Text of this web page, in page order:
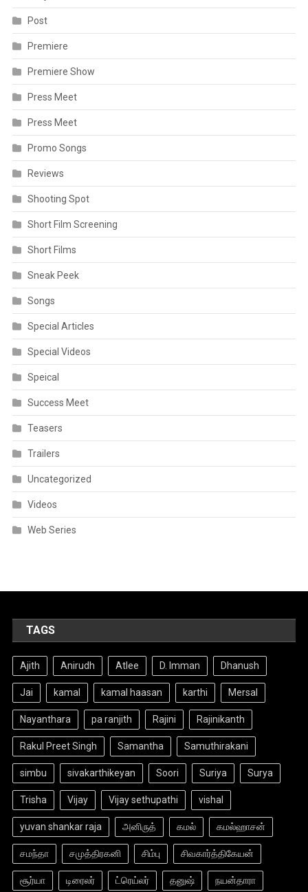
Post
Premiere
Premiere Show
Press Meet
Press Meet
Promo Songs
Reviews
Shooting Spot
Short Film Screening
Short Films
Sneak Peek
Songs
Special Articles
Special Videos
Speical
Success Meet
Teasers
Trailers
Uncategorized
Videos
Web Series
TAGS
Ajith Anirudh Atlee D. Imman Dhanush
Jai kamal kamal haasan karthi Mersal
Nayanthara pa ranjith Rajini Rajinikanth
Rakul Preet Singh Samantha Samuthirakani
simbu sivakarthikeyan Soori Suriya Surya
Trisha Vijay Vijay sethupathi vishal
yuvan shankar raja அனிருத் கமல் கமல்ஹாசன்
சமந்தா சமுத்திரகனி சிம்பு சிவகார்த்திகேயன்
சூர்யா டிரைலர் ட்ரெய்லர் தனுஷ் நயன்தாரா